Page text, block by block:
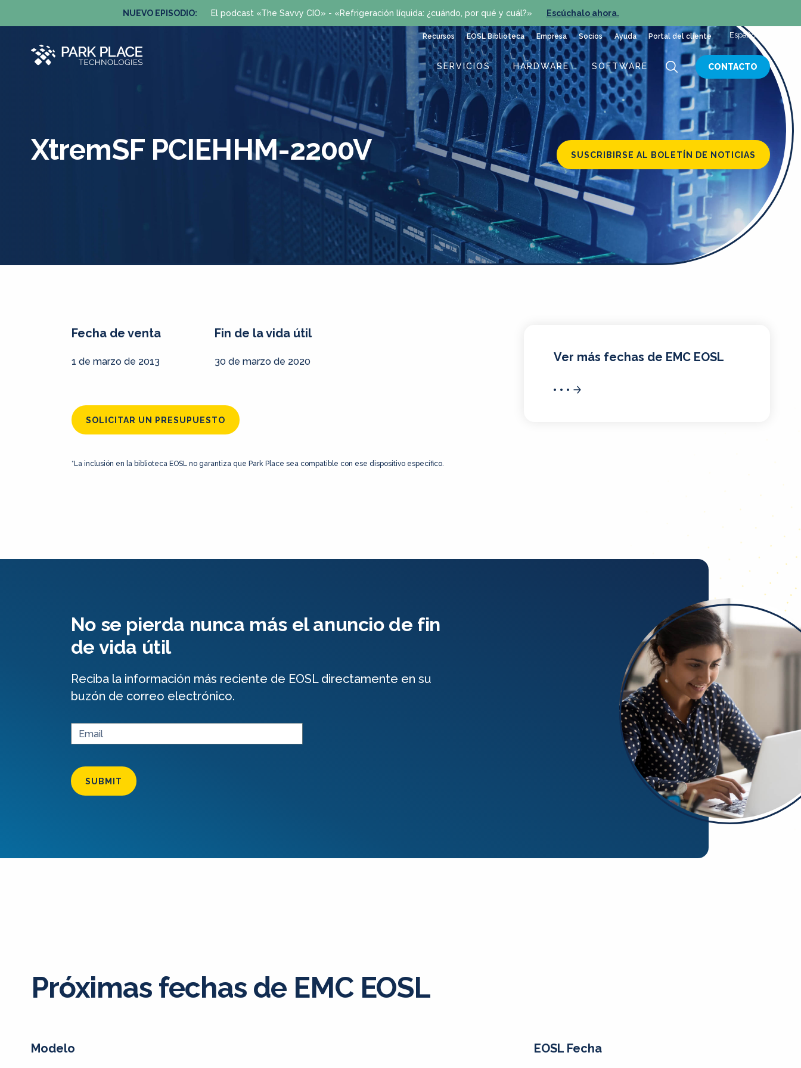
NUEVO EPISODIO: El podcast «The Savvy CIO» - «Refrigeración líquida: ¿cuándo, por qué y cuál?» Escúchalo ahora.
Recursos EOSL Biblioteca Empresa Socios Ayuda Portal del cliente Español
SERVICIOS HARDWARE SOFTWARE CONTACTO
SUSCRIBIRSE AL BOLETÍN DE NOTICIAS
XtremSF PCIEHHM-2200V
Fecha de venta
1 de marzo de 2013
Fin de la vida útil
30 de marzo de 2020
SOLICITAR UN PRESUPUESTO
*La inclusión en la biblioteca EOSL no garantiza que Park Place sea compatible con ese dispositivo específico.
Ver más fechas de EMC EOSL
No se pierda nunca más el anuncio de fin
de vida útil
Reciba la información más reciente de EOSL directamente en su
buzón de correo electrónico.
SUBMIT
Próximas fechas de EMC EOSL
Modelo EOSL Fecha